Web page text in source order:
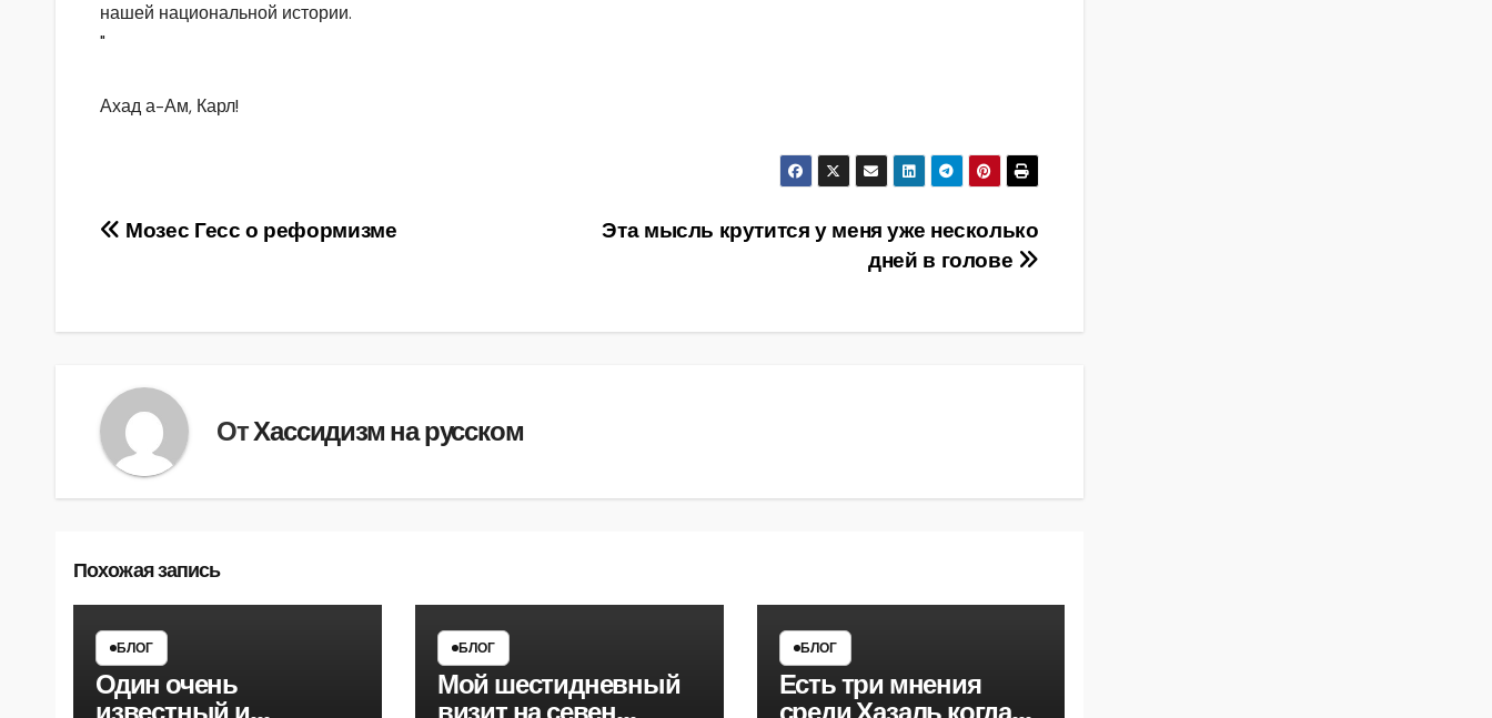
нашей национальной истории.
"
Ахад а-Ам, Карл!
Навигация
записям
Эта мысль крутится у меня уже несколько
дней в голове
Мозес Гесс о реформизме
ОтХассидизм на русском
Похожая запись
БЛОГ
Один очень
БЛОГ
Мой шестидневный
БЛОГ
Есть три мнения